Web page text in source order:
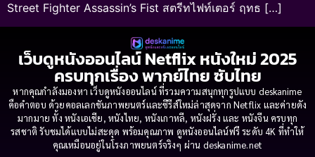
Street Fighter Assassin’s Fist สตรีทไฟท์เตอร์ ฤทธ […]
เว็บดูหนังออนไลน์ Netflix หนังใหม่ 2025
ครบทุกเรื่อง พากย์ไทย ซับไทย
หากคุณกำลังมองหา เว็บดูหนังออนไลน์ ที่รวมความสนุกทุกรูปแบบ deskanime
คือคำตอบ ด้วยคอลเลกชันภาพยนตร์และซีรีส์ใหม่ล่าสุดจาก Netflix และค่ายดัง
มากมาย ทั้ง หนังเอเชีย, หนังไทย, หนังเกาหลี, หนังฝรั่ง และ หนังจีน ครบทุก
รสชาติ รับชมได้แบบไม่สะดุด พร้อมคุณภาพ ดูหนังออนไลน์ฟรี ระดับ 4K ที่ทำให้
คุณเหมือนอยู่ในโรงภาพยนตร์จริงๆ ผ่าน deskanime.net